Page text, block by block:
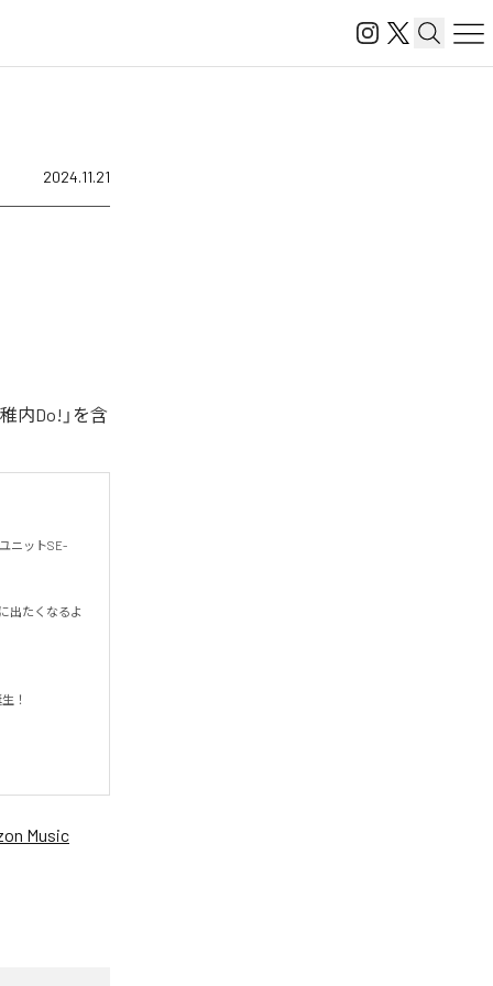
2024.11.21
内Do!」を含
ニットSE-
出たくなるよ
！
Music